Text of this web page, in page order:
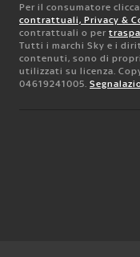
Per il consumatore
contrattuali, Privacy &
contrattuali o per
Tutti i marchi Sky e i
contenuti, sono di
utilizzati su licenza.
04619241005.